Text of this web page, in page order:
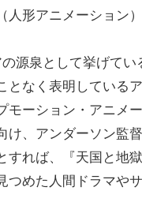
人形アニメーション
源泉として挙げて
となく表明している
モーション・アニメ
け、アンダーソン監
れば、『天国と地
めた人間ドラマや